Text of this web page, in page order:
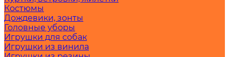
Костюмы
Дождевики, зонты
Головные уборы
Игрушки для собак
Игрушки из винила